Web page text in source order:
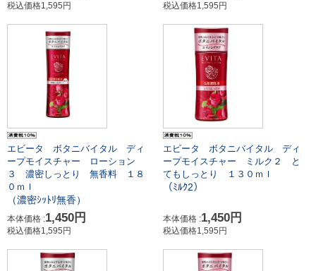
税込価格1,595円 税込価格1,595円
エビータ ボタニバイタル ディ
ープモイスチャー ローション
３ 濃密しっとり 無香料 １８
０ｍｌ
（濃密ｼｯﾄﾘ無香）
本体価格 :1,450円
税込価格1,595円
エビータ ボタニバイタル ディ
ープモイスチャー ミルク２ と
てもしっとり １３０ｍｌ
（ﾐﾙｸ2）
本体価格 :1,450円
税込価格1,595円